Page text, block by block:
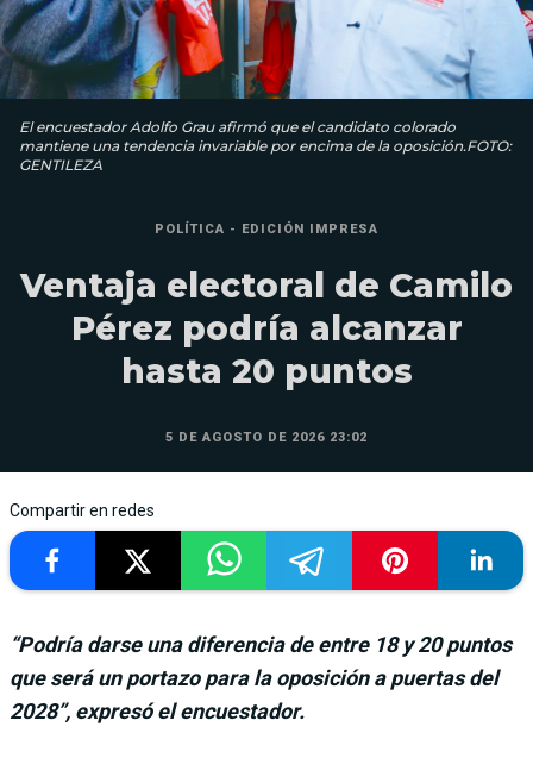
El encuestador Adolfo Grau afirmó que el candidato colorado
mantiene una tendencia invariable por encima de la oposición.FOTO:
GENTILEZA
POLÍTICA - EDICIÓN IMPRESA
Ventaja electoral de Camilo
Pérez podría alcanzar
hasta 20 puntos
5 DE AGOSTO DE 2026 23:02
Compartir en redes
“Podría darse una diferencia de entre 18 y 20 puntos
que será un portazo para la oposición a puertas del
2028”, expresó el encuestador.